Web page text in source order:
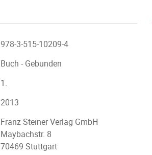
978-3-515-10209-4
Buch - Gebunden
1.
2013
Franz Steiner Verlag GmbH
Maybachstr. 8
70469 Stuttgart